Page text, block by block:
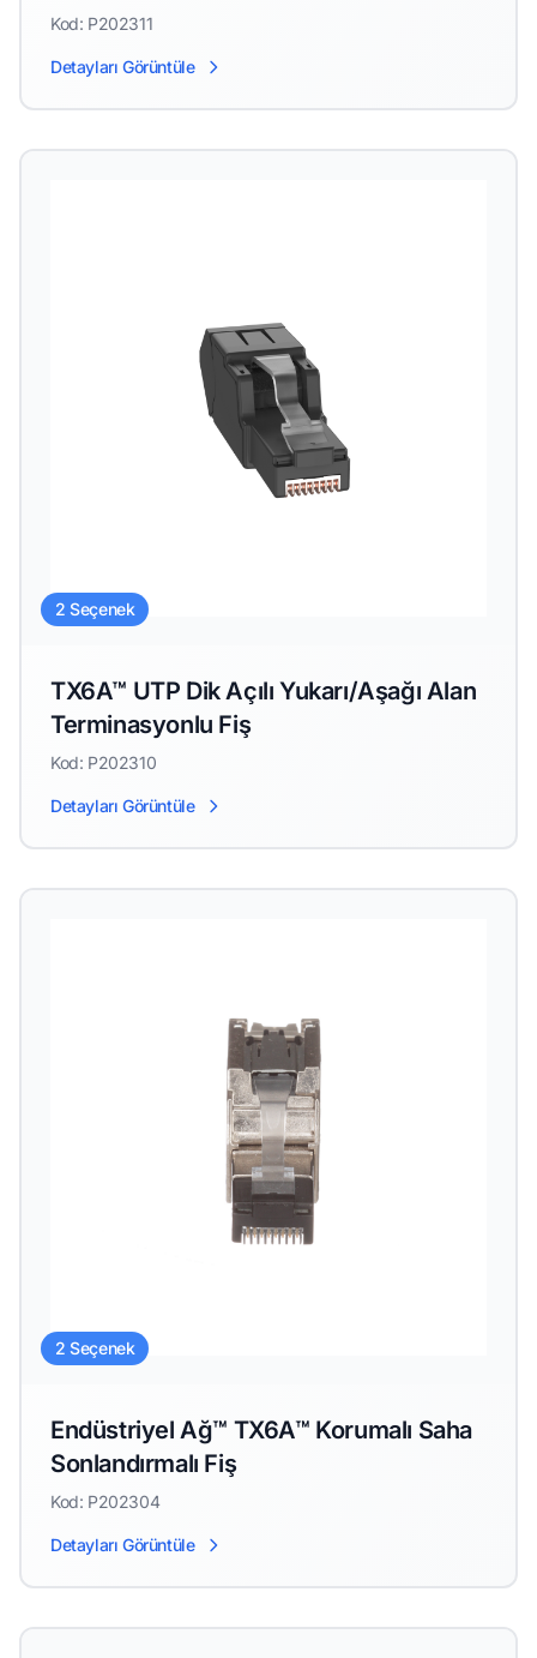
Kod: P202311
Detayları Görüntüle
2 Seçenek
TX6A™ UTP Dik Açılı Yukarı/Aşağı Alan
Terminasyonlu Fiş
Kod: P202310
Detayları Görüntüle
2 Seçenek
Endüstriyel Ağ™ TX6A™ Korumalı Saha
Sonlandırmalı Fiş
Kod: P202304
Detayları Görüntüle